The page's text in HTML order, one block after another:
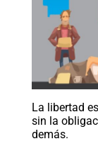
La libertad
sin la
demás.